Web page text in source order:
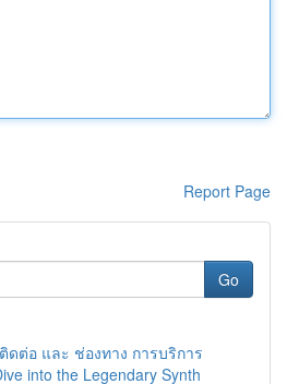
Report Page
Go
ดต่อ และ ช่องทาง การบริการ
into the Legendary Synth